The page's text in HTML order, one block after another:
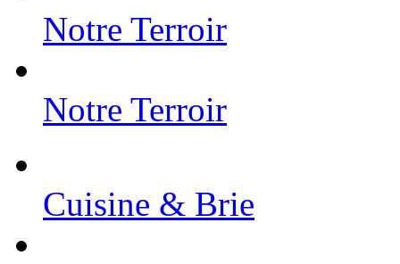
Notre Terroir
Notre Terroir
Cuisine & Brie